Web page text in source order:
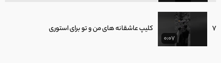
7
0:07
کلیپ عاشقانه های من و تو برای استوری